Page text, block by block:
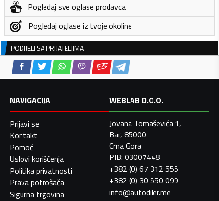
Pogledaj sve oglase prodavca
Pogledaj oglase iz tvoje okoline
PODIJELI SA PRIJATELJIMA
NAVIGACIJA
Prijavi se
Kontakt
Pomoć
Uslovi korišćenja
Politika privatnosti
Prava potrošača
Sigurna trgovina
WEBLAB D.O.O.
Jovana Tomaševića 1,
Bar, 85000
Crna Gora
PIB: 03007448
+382 (0) 67 312 555
+382 (0) 30 550 099
info@autodiler.me